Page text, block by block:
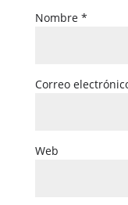
Nombre *
Correo
Web